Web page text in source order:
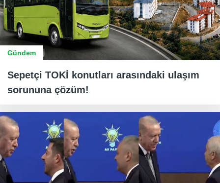
Gündem
Sepetçi TOKİ konutları arasındaki ulaşım
sorununa çözüm!